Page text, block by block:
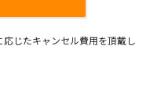
じたキャンセル費用を頂戴し